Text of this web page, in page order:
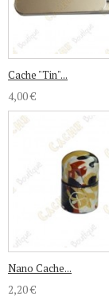
Cache "Tin"...
4,00 €
Nano Cache...
2,20 €